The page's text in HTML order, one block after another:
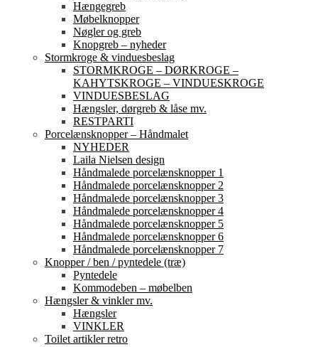
Hængegreb
Møbelknopper
Nøgler og greb
Knopgreb – nyheder
Stormkroge & vinduesbeslag
STORMKROGE – DØRKROGE –
KAHYTSKROGE – VINDUESKROGE
VINDUESBESLAG
Hængsler, dørgreb & låse mv.
RESTPARTI
Porcelænsknopper – Håndmalet
NYHEDER
Laila Nielsen design
Håndmalede porcelænsknopper 1
Håndmalede porcelænsknopper 2
Håndmalede porcelænsknopper 3
Håndmalede porcelænsknopper 4
Håndmalede porcelænsknopper 5
Håndmalede porcelænsknopper 6
Håndmalede porcelænsknopper 7
Knopper / ben / pyntedele (træ)
Pyntedele
Kommodeben – møbelben
Hængsler & vinkler mv.
Hængsler
VINKLER
Toilet artikler retro